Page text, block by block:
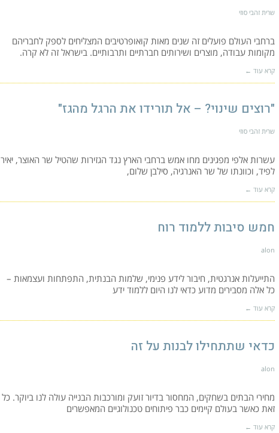
שרית זהבי סוזי
ברחבי העולם פועלים זה שנים מאות קואופרטיבים המצליחים לספק לחבריהם
מקומות עבודה, מוצרים ושירותים חברתיים ותרבותיים. בישראל זה לא קרה.
קרא עוד ←
"רוצים שינוי? – אל תורידו את הרגל מהגז"
שרית זהבי סוזי
עשרות אלפי מפגינים מחו אמש ברחבי הארץ נגד הגזירות שהטיל שר האוצר, יאיר
לפיד, וכוונתו של שר האנרגיה, סילבן שלום,
קרא עוד ←
חמש סיבות ללמוד רוח
alon
התייעלות אנרגטית, חיבור לידע פנימי, שלמות הבנתית, התפתחות ועצמאות –
כל אלה מסבירים מדוע כדאי לנו היום ללמוד ידע
קרא עוד ←
כדאי שתתחילו לבנות על זה
alon
מחירי הבתים בשחקים, המחסור בדיור זועק ומורכבות הבנייה עולה לנו ביוקר. כל
זאת כאשר בעולם קיימים כבר פיתוחים טכנולוגיים המאפשרים
קרא עוד ←